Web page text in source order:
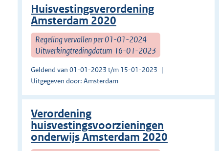
Huisvestingsverordening
Amsterdam 2020
Regeling vervallen per 01-01-2024
Uitwerkingtredingdatum 16-01-2023
Geldend van 01-01-2023 t/m 15-01-2023
Uitgegeven door: Amsterdam
Verordening
huisvestingsvoorzieningen
onderwijs Amsterdam 2020